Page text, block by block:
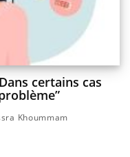
certains cas
Khoummam